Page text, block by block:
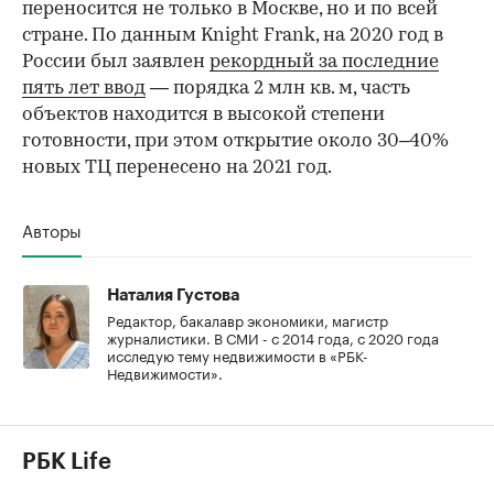
переносится не только в Москве, но и по всей
стране. По данным Knight Frank, на 2020 год в
России был заявлен рекордный за последние
пять лет ввод — порядка 2 млн кв. м, часть
объектов находится в высокой степени
готовности, при этом открытие около 30–40%
новых ТЦ перенесено на 2021 год.
Авторы
Наталия Густова
Редактор, бакалавр экономики, магистр
журналистики. В СМИ - с 2014 года, с 2020 года
исследую тему недвижимости в «РБК-
Недвижимости».
РБК Life